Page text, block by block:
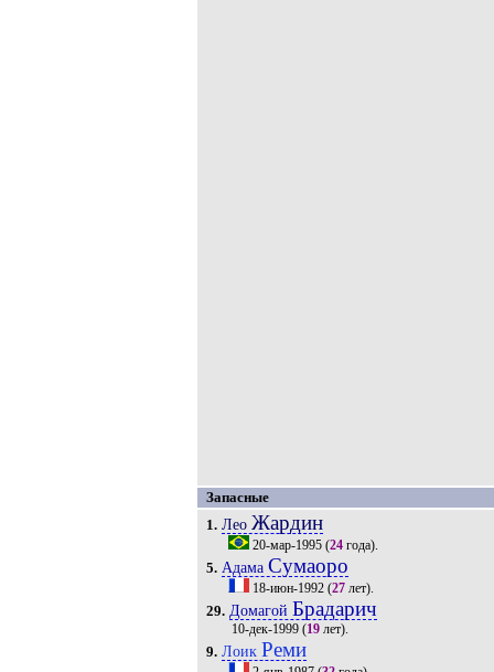
Запасные
1. Лео Жардин
20-мар-1995(24года).
5. Адама Сумаоро
18-июн-1992(27лет).
29. Домагой Брадарич
10-дек-1999(19лет).
9. Лоик Реми